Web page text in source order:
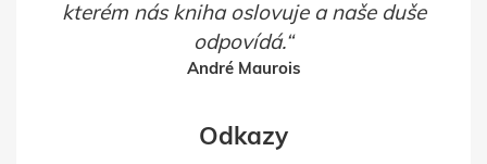
kterém nás kniha oslovuje a naše duše
odpovídá.
André Maurois
Odkazy